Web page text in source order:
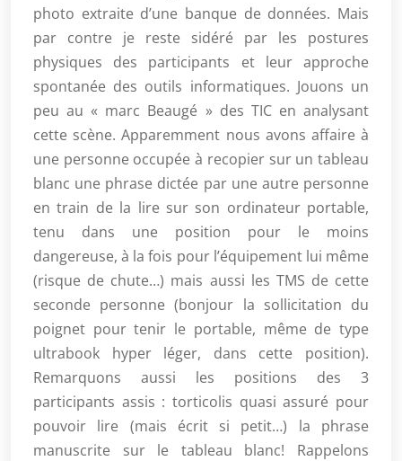
photo extraite d’une banque de données. Mais
par contre je reste sidéré par les postures
physiques des participants et leur approche
spontanée des outils informatiques. Jouons un
peu au « marc Beaugé » des TIC en analysant
cette scène. Apparemment nous avons affaire à
une personne occupée à recopier sur un tableau
blanc une phrase dictée par une autre personne
en train de la lire sur son ordinateur portable,
tenu dans une position pour le moins
dangereuse, à la fois pour l’équipement lui même
(risque de chute…) mais aussi les TMS de cette
seconde personne (bonjour la sollicitation du
poignet pour tenir le portable, même de type
ultrabook hyper léger, dans cette position).
Remarquons aussi les positions des 3
participants assis : torticolis quasi assuré pour
pouvoir lire (mais écrit si petit…) la phrase
manuscrite sur le tableau blanc! Rappelons